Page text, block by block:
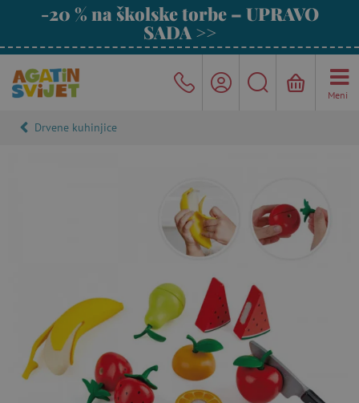
-20 % na školske torbe – UPRAVO
SADA >>
Meni
Drvene kuhinjice